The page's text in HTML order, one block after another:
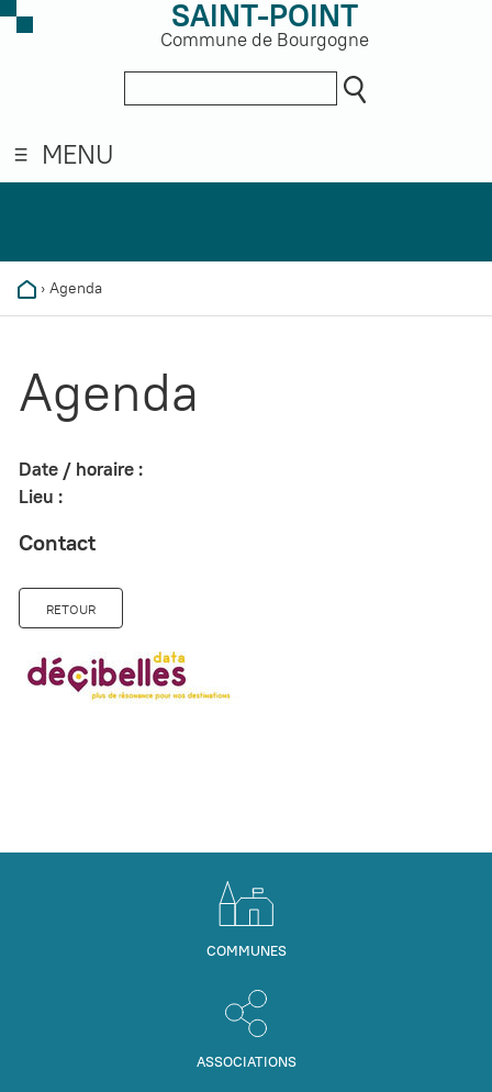
SAINT-POINT
Commune de Bourgogne
MENU
› Agenda
Agenda
Date / horaire :
Lieu :
Contact
RETOUR
COMMUNES
ASSOCIATIONS